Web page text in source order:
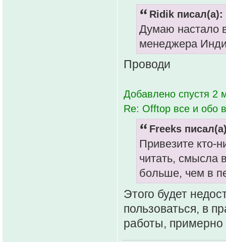
Ridik писал(а):
Думаю настало
менеджера
Проводи
Добавлено спустя 2
Re: Offtop все и обо
Freeks
Привезите кто-
читать, смысла
больше, чем в
Этого будет
пользоваться, в
работы, примерно